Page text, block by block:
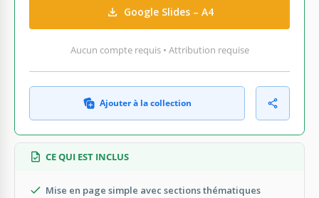
Google Slides – A4
Aucun compte requis • Attribution requise
Ajouter à la collection
CE QUI EST INCLUS
Mise en page simple avec sections thématiques